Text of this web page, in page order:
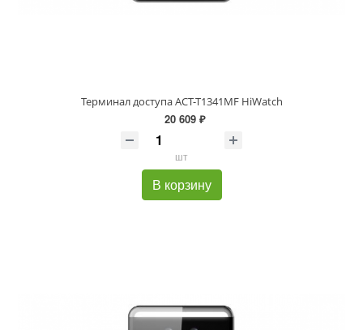
Терминал доступа ACT-T1341MF HiWatch
20 609 ₽
шт
В корзину